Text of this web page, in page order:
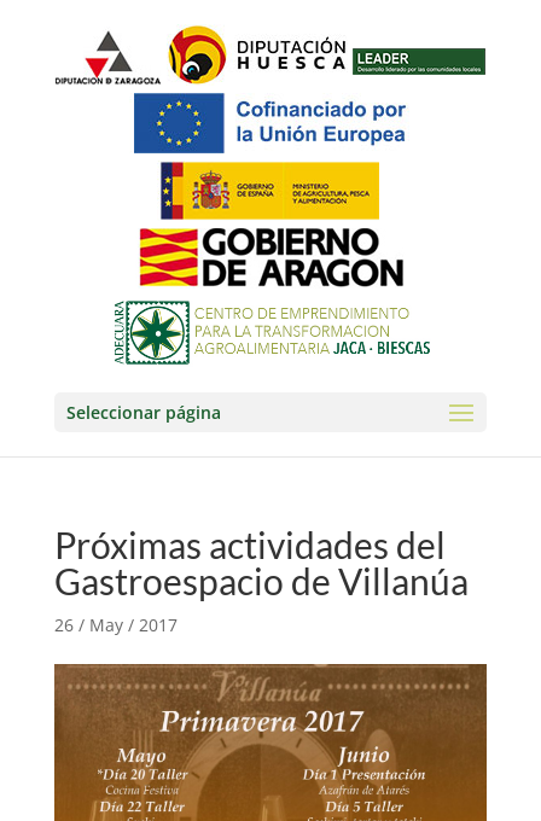
Seleccionar página
Próximas actividades del
Gastroespacio de Villanúa
26 / May / 2017